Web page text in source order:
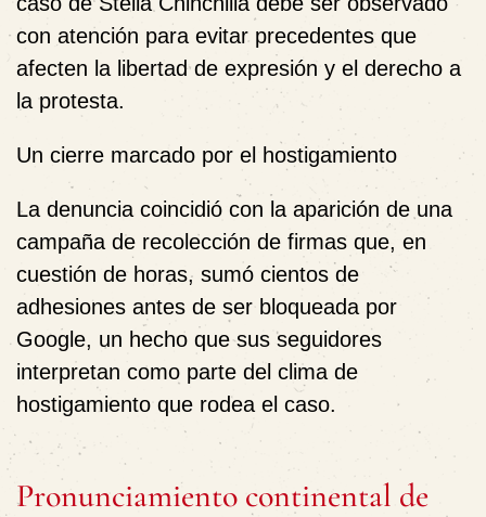
con atención para evitar precedentes que
afecten la libertad de expresión y el derecho a
la protesta.
Un cierre marcado por el hostigamiento
La denuncia coincidió con la aparición de una
campaña de recolección de firmas que, en
cuestión de horas, sumó cientos de
adhesiones antes de ser bloqueada por
Google, un hecho que sus seguidores
interpretan como parte del clima de
hostigamiento que rodea el caso.
Pronunciamiento continental de